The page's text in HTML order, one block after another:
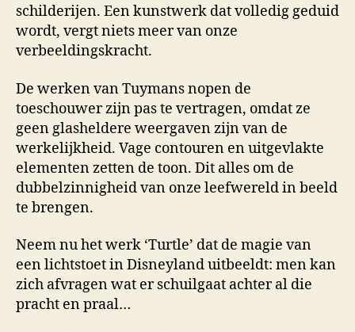
schilderijen. Een kunstwerk dat volledig geduid
wordt, vergt niets meer van onze
verbeeldingskracht.
De werken van Tuymans nopen de
toeschouwer zijn pas te vertragen, omdat ze
geen glasheldere weergaven zijn van de
werkelijkheid. Vage contouren en uitgevlakte
elementen zetten de toon. Dit alles om de
dubbelzinnigheid van onze leefwereld in beeld
te brengen.
Neem nu het werk ‘Turtle’ dat de magie van
een lichtstoet in Disneyland uitbeeldt: men kan
zich afvragen wat er schuilgaat achter al die
pracht en praal…